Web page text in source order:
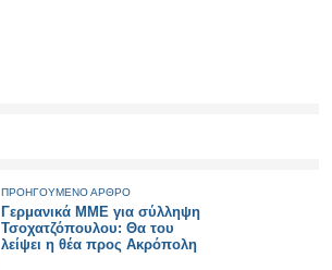
ΠΡΟΗΓΟΥΜΕΝΟ ΑΡΘΡΟ
Γερμανικά ΜΜΕ για σύλληψη
Τσοχατζόπουλου: Θα του
λείψει η θέα προς Ακρόπολη